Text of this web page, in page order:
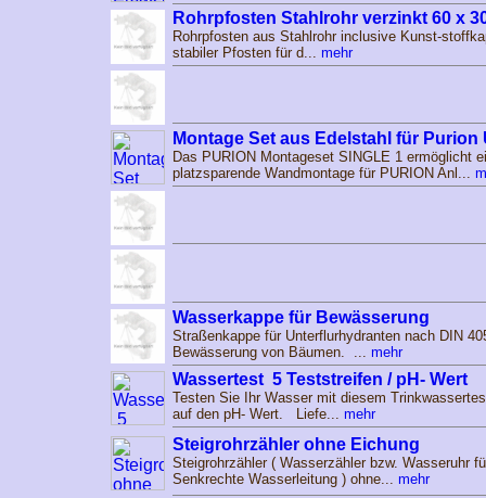
Rohrpfosten Stahlrohr verzinkt 60 x
Rohrpfosten aus Stahlrohr inclusive Kunst-
stabiler Pfosten für d... mehr
Montage Set aus Edelstahl für Purion
Das PURION Montageset SINGLE 1 ermöglicht
platzsparende Wandmontage für PURION Anl...
Wasserkappe für Bewässerung
Straßenkappe für Unterflurhydranten nach DIN
Bewässerung von Bäumen. ... mehr
Wassertest 5 Teststreifen / pH- Wert
Testen Sie Ihr Wasser mit diesem
auf den pH- Wert. Liefe... mehr
Steigrohrzähler ohne Eichung
Steigrohrzähler ( Wasserzähler bzw. Wasseruhr
Senkrechte Wasserleitung ) ohne... mehr